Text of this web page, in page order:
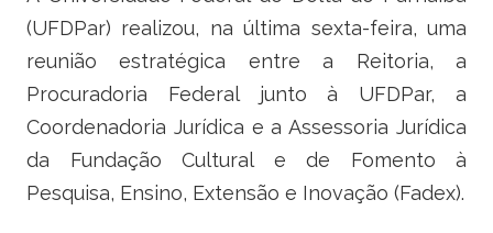
Ministério da Indústria, Comércio Exterior e Serviços
Ministério de Minas e Energia
Ministério do Planejamento, Desenvolvimento e Gestão
(UFDPar) realizou, na última sexta-feira, uma
reunião estratégica entre a Reitoria, a
Procuradoria Federal junto à UFDPar, a
Coordenadoria Jurídica e a Assessoria Jurídica
da Fundação Cultural e de Fomento à
Pesquisa, Ensino, Extensão e Inovação (Fadex).